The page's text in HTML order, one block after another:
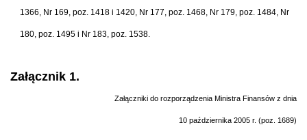
1366, Nr 169, poz. 1418 i 1420, Nr 177, poz. 1468, Nr 179, poz. 1484, Nr
180, poz. 1495 i Nr 183, poz. 1538.
Załącznik 1.
Załączniki do rozporządzenia Ministra Finansów z dnia
10 października 2005 r. (poz. 1689)